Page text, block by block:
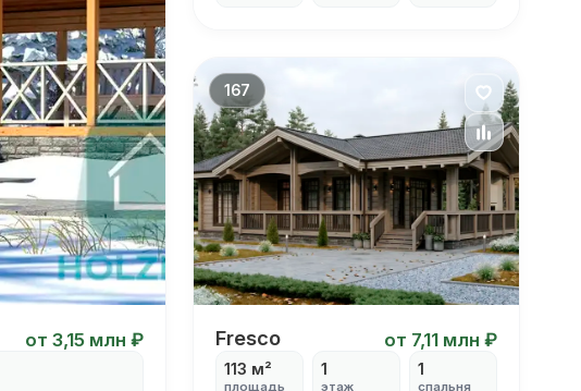
от 3,15 млн ₽
167
Fresco
Fresco от 7,11 млн ₽
113 м²
площадь
1
этаж
1
спальня